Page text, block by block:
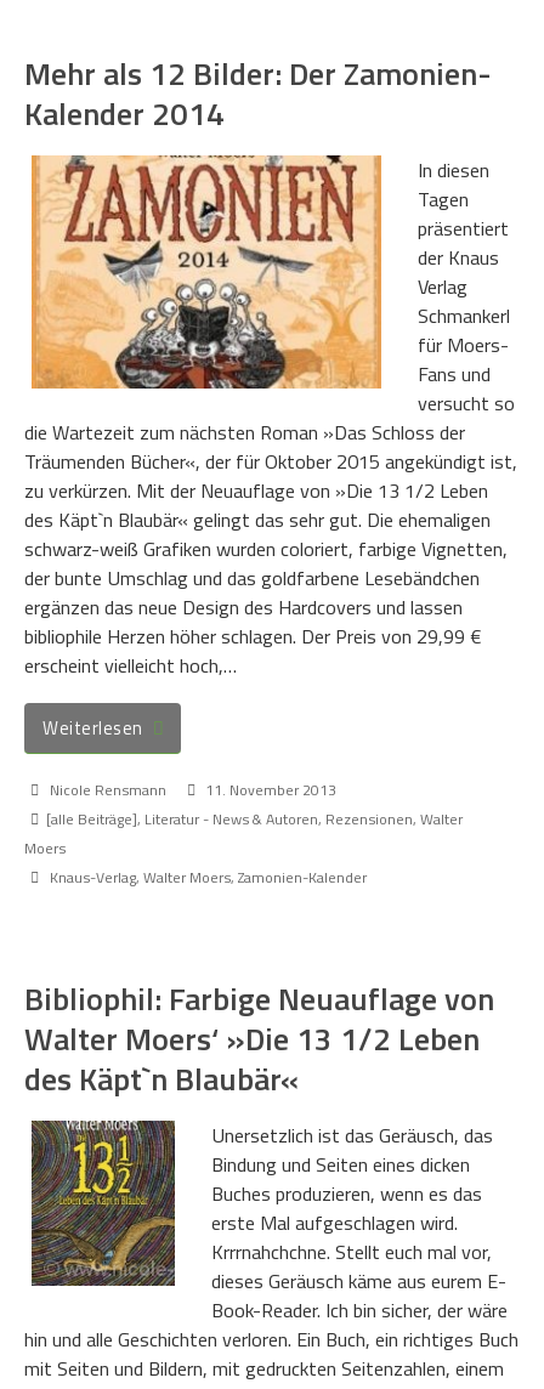
Mehr als 12 Bilder: Der Zamonien-
Kalender 2014
In diesen
Tagen
präsentiert
der Knaus
Verlag
Schmankerl
für Moers-
Fans und
versucht so
die Wartezeit zum nächsten Roman »Das Schloss der
Träumenden Bücher«, der für Oktober 2015 angekündigt ist,
zu verkürzen. Mit der Neuauflage von »Die 13 1/2 Leben
des Käpt`n Blaubär« gelingt das sehr gut. Die ehemaligen
schwarz-weiß Grafiken wurden coloriert, farbige Vignetten,
der bunte Umschlag und das goldfarbene Lesebändchen
ergänzen das neue Design des Hardcovers und lassen
bibliophile Herzen höher schlagen. Der Preis von 29,99 €
erscheint vielleicht hoch,…
Weiterlesen
Nicole Rensmann
11. November 2013
[alle Beiträge], Literatur - News & Autoren, Rezensionen, Walter
Moers
Knaus-Verlag, Walter Moers, Zamonien-Kalender
Bibliophil: Farbige Neuauflage von
Walter Moers‘ »Die 13 1/2 Leben
des Käpt`n Blaubär«
Unersetzlich ist das Geräusch, das
Bindung und Seiten eines dicken
Buches produzieren, wenn es das
erste Mal aufgeschlagen wird.
Krrrnahchchne. Stellt euch mal vor,
dieses Geräusch käme aus eurem E-
Book-Reader. Ich bin sicher, der wäre
hin und alle Geschichten verloren. Ein Buch, ein richtiges Buch
mit Seiten und Bildern, mit gedruckten Seitenzahlen, einem